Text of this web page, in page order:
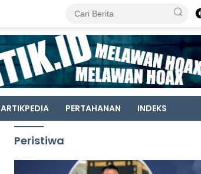
ARTIKPEDIA PERTAHANAN INDEKS
Peristiwa